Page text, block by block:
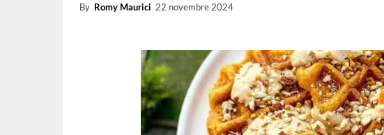
By Romy Maurici 22 novembre 2024